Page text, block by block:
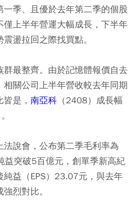
季、且優於去年第二季的個股
僅上半年營運大幅成長，下半年
盪拉回之際找買點。
群最整齊。由於記憶體報價自去
關公司上半年營收較去年同期
是， 南亞科 （2408）成長幅
說會，公布第二季毛利率為
益突破5百億元，創單季新高紀
益（EPS）23.07元，與去年
烈對比。